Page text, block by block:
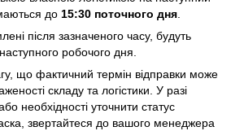
до 15:30 поточного дня
після зазначеного часу, будуть
робочого дня.
що фактичний термін відправки може
складу та логістики. У разі
необхідності уточнити статус
звертайтеся до вашого менеджера